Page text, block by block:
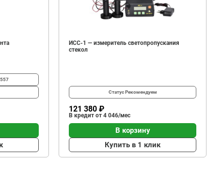
ИСС-1 — измеритель светопропускания
стекол
СтатусРекомендуем
121 380 ₽
В кредит от 4 046/мес
В корзину
Купить в 1 клик